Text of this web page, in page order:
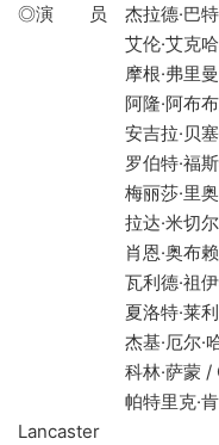
◎演 员 杰拉德·巴特
艾伦·艾克哈特 /
摩根·弗里曼 /
阿隆·阿布布尔 /
安吉拉·贝塞特 /
罗伯特·福斯特 /
梅丽莎·里奥 /
拉达·米切尔 /
肖恩·奥布赖恩 /
瓦利德·祖伊特 /
夏洛特·莱利 /
杰基·厄尔·哈利 /
科林·萨蒙 /
帕特里克·肯尼迪
Lancaster